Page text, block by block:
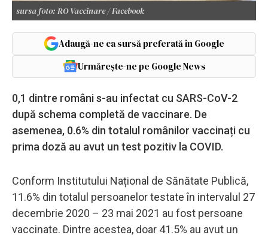
sursa foto: RO Vaccinare / Facebook
Adaugă-ne ca sursă preferată în Google
Urmărește-ne pe Google News
0,1 dintre români s-au infectat cu SARS-CoV-2
după schema completă de vaccinare. De
asemenea, 0.6% din totalul românilor vaccinați cu
prima doză au avut un test pozitiv la COVID.
Conform Institutului Național de Sănătate Publică,
11.6% din totalul persoanelor testate în intervalul 27
decembrie 2020 – 23 mai 2021 au fost persoane
vaccinate. Dintre acestea, doar 41.5% au avut un